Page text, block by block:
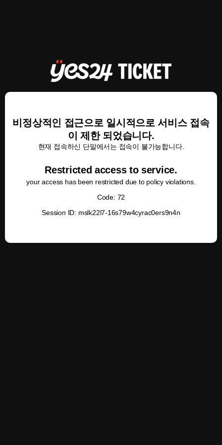
비정상적인 접근으로 일시적으로 서비스 접속
이 제한 되었습니다.
현재 접속하신 단말에서는 접속이 불가능합니다.
Restricted access to service.
your access has been restricted due to policy violations.
Code: 72
Session ID: mslk22l7-16s79w4cyrac0ers9n4n